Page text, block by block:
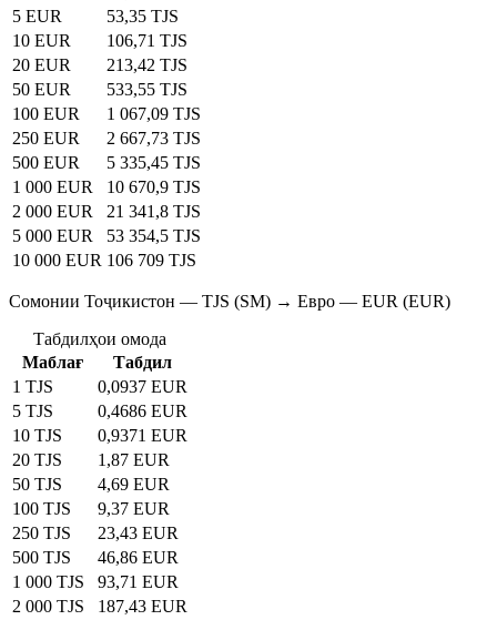
5 EUR
53,35 TJS
10 EUR
106,71 TJS
20 EUR
213,42 TJS
50 EUR
533,55 TJS
100 EUR
1 067,09 TJS
250 EUR
2 667,73 TJS
500 EUR
5 335,45 TJS
1 000 EUR
10 670,9 TJS
2 000 EUR
21 341,8 TJS
5 000 EUR
53 354,5 TJS
10 000 EUR 106 709 TJS
Сомонии Тоҷикистон — TJS (SM) → Евро — EUR (EUR)
Табдилҳои омода
Маблағ
Табдил
1 TJS
0,0937 EUR
5 TJS
0,4686 EUR
10 TJS
0,9371 EUR
20 TJS
1,87 EUR
50 TJS
4,69 EUR
100 TJS
9,37 EUR
250 TJS
23,43 EUR
500 TJS
46,86 EUR
1 000 TJS
93,71 EUR
2 000 TJS
187,43 EUR